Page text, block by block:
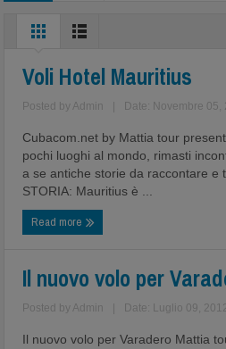
Voli Hotel Mauritius
Posted by Admin Date: Novembre 05,
Cubacom.net by Mattia tour
pochi luoghi al mondo, rimasti
a se antiche storie da raccontare e
STORIA: Mauritius è ...
Read more
Il nuovo volo per
Posted by Admin Date: Luglio 09,
Il nuovo volo per Varadero Mattia